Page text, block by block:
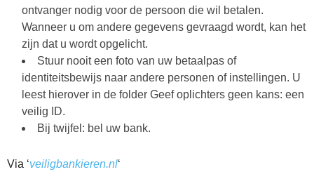
ontvanger nodig voor de persoon die wil betalen.
Wanneer u om andere gegevens gevraagd wordt, kan het
zijn dat u wordt opgelicht.
Stuur nooit een foto van uw betaalpas of
identiteitsbewijs naar andere personen of instellingen. U
leest hierover in de folder Geef oplichters geen kans: een
veilig ID.
Bij twijfel: bel uw bank.
Via ‘veiligbankieren.nl‘